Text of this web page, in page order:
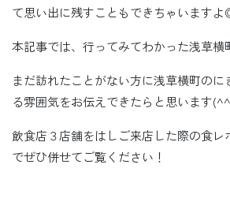
て思い出に残すこともできちゃいます
本記事では、行ってみてわかった浅草横
まだ訪れたことがない方に浅草横町のに
る雰囲気をお伝えできたらと思います
飲食店３店舗をはしご来店した際の食レ
でぜひ併せてご覧ください！